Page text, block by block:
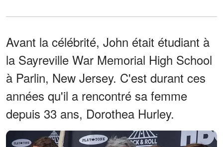
Avant la célébrité, John était étudiant à
la Sayreville War Memorial High School
à Parlin, New Jersey. C'est durant ces
années qu'il a rencontré sa femme
depuis 33 ans, Dorothea Hurley.